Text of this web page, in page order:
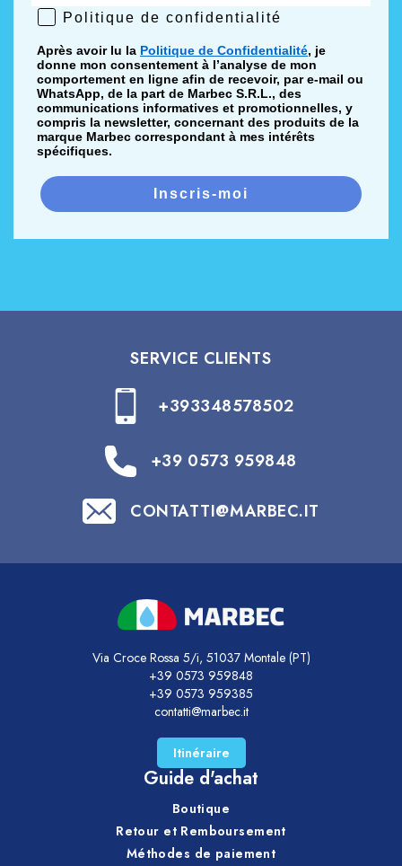
Politique de confidentialité
Politique de confidentialité
Après avoir lu la Politique de Confidentialité, je
donne mon consentement à l’analyse de mon
comportement en ligne afin de recevoir, par e-mail ou
WhatsApp, de la part de Marbec S.R.L., des
communications informatives et promotionnelles, y
compris la newsletter, concernant des produits de la
marque Marbec correspondant à mes intérêts
spécifiques.
Inscris-moi
SERVICE CLIENTS
+393348578502
+39 0573 959848
CONTATTI@MARBEC.IT
Via Croce Rossa 5/i, 51037 Montale (PT)
+39 0573 959848
+39 0573 959385
contatti@marbec.it
Itinéraire
Guide d'achat
Boutique
Retour et Remboursement
Méthodes de paiement